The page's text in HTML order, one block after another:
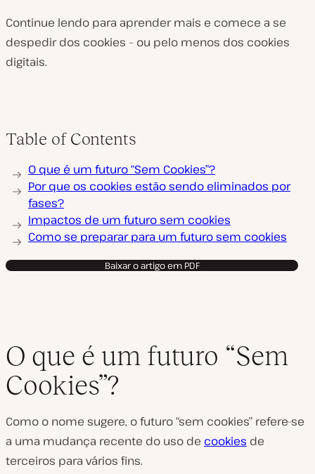
Continue lendo para aprender mais e comece a se
despedir dos cookies – ou pelo menos dos cookies
digitais.
Table of Contents
O que é um futuro “Sem Cookies”?
Por que os cookies estão sendo eliminados por
fases?
Impactos de um futuro sem cookies
Como se preparar para um futuro sem cookies
Baixar o artigo em PDF
O que é um futuro “Sem
Cookies”?
Como o nome sugere, o futuro “sem cookies” refere-se
a uma mudança recente do uso de cookies de
terceiros para vários fins.